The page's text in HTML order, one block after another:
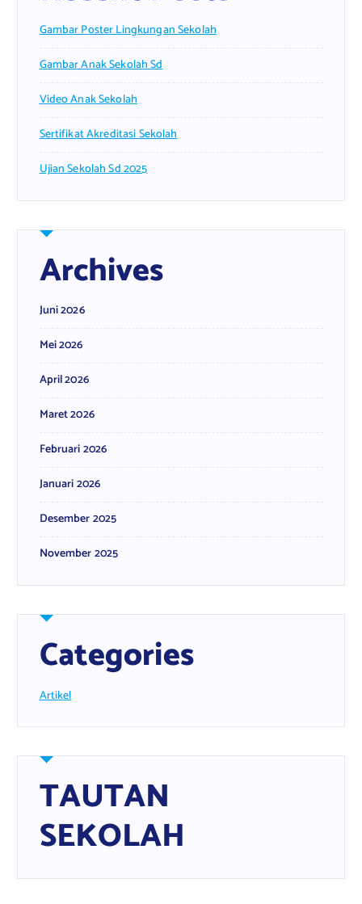
Gambar Poster Lingkungan Sekolah
Gambar Anak Sekolah Sd
Video Anak Sekolah
Sertifikat Akreditasi Sekolah
Ujian Sekolah Sd 2025
Archives
Juni 2026
Mei 2026
April 2026
Maret 2026
Februari 2026
Januari 2026
Desember 2025
November 2025
Categories
Artikel
TAUTAN
SEKOLAH